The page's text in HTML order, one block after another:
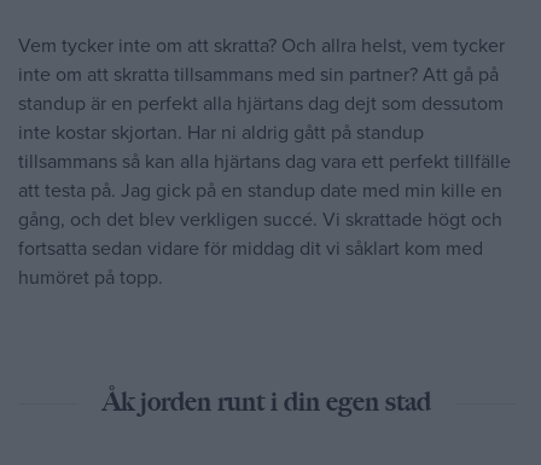
Vem tycker inte om att skratta? Och allra helst, vem tycker
inte om att skratta tillsammans med sin partner? Att gå på
standup är en perfekt alla hjärtans dag dejt som dessutom
inte kostar skjortan. Har ni aldrig gått på standup
tillsammans så kan alla hjärtans dag vara ett perfekt tillfälle
att testa på. Jag gick på en standup date med min kille en
gång, och det blev verkligen succé. Vi skrattade högt och
fortsatta sedan vidare för middag dit vi såklart kom med
humöret på topp.
Åk jorden runt i din egen stad